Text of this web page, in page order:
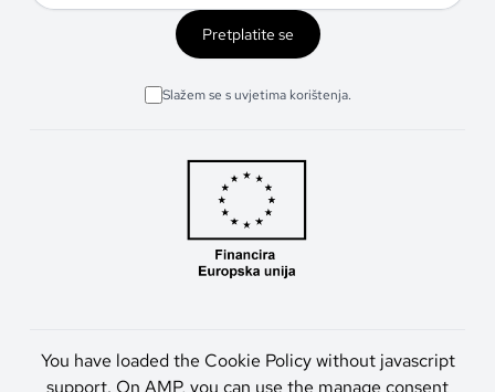
Pretplatite se
Slažem se s uvjetima korištenja.
You have loaded the Cookie Policy without javascript